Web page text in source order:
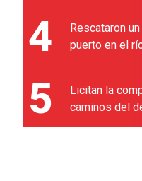
4
Rescataron
puerto en el
5
Licitan la
caminos del